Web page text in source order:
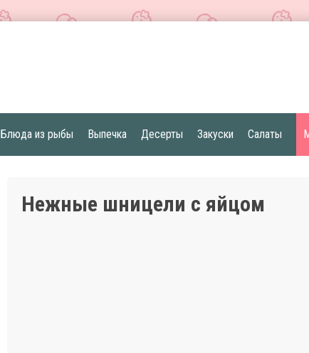
Блюда из рыбы Выпечка Десерты Закуски Салаты
Нежные шницели с яйцом